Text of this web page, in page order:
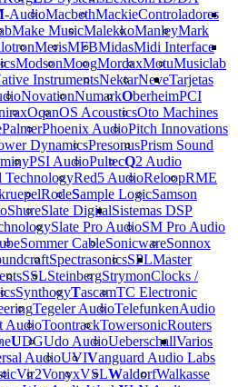
-AudioMacbethMackie
Make MusicMalekkoManleyMark
MerisMFBMidas
ModsonMoogMordaxMotuMusiclab
ative InstrumentsNektarNeve
NovationNumarkOberheim
OqanOS AcousticsOto Machines
PalmerPhoenix AudioPitch Innovations
DynamicsPresonusPrism Sound
PSI AudioPultecQ2 Audio
TechnologyRed5 AudioReloopRME
RodeSample LogicSamson
ShureSlate Digital
Slate Pro AudioSM Pro Audio
Sommer CableSonicwareSonnox
SpectrasonicsSPL
SSLSteinbergStrymon
SynthogyTascamTC Electronic
Tegeler AudioTelefunken
AudioToontrackTowersonic
UDGUdo AudioUeberschall
AudioUVIVanguard Audio Labs
Vir2VonyxVSLWaldorfWalkasse
Controladores
Midi Interface
Tarjetas
PCI
Sistemas DSP
Master
Clocks /
Audio
Routers
Varios